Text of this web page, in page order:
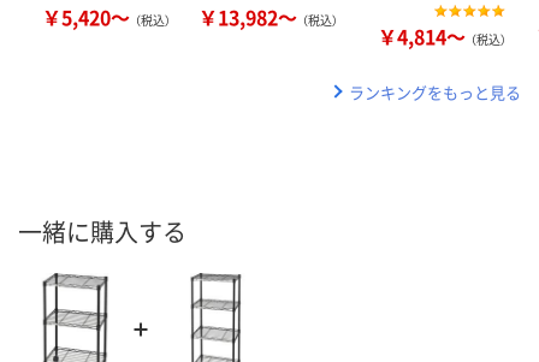
￥5,420～ （税込） ￥13,982～ （税込）
￥4,814～ （税込）
ランキングをもっと見る
一緒に購入する